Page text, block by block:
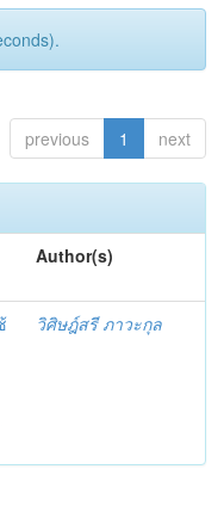
previous 1 next
Author(s)
วิศิษฎ์สรี ภาวะกุล